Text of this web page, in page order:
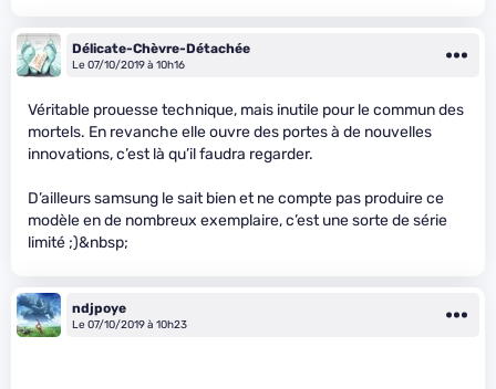
Délicate-Chèvre-Détachée
Le 07/10/2019 à 10h16
Véritable prouesse technique, mais inutile pour le commun des
mortels. En revanche elle ouvre des portes à de nouvelles
innovations, c’est là qu’il faudra regarder.
D’ailleurs samsung le sait bien et ne compte pas produire ce
modèle en de nombreux exemplaire, c’est une sorte de série
limité ;)&nbsp;
ndjpoye
Le 07/10/2019 à 10h23